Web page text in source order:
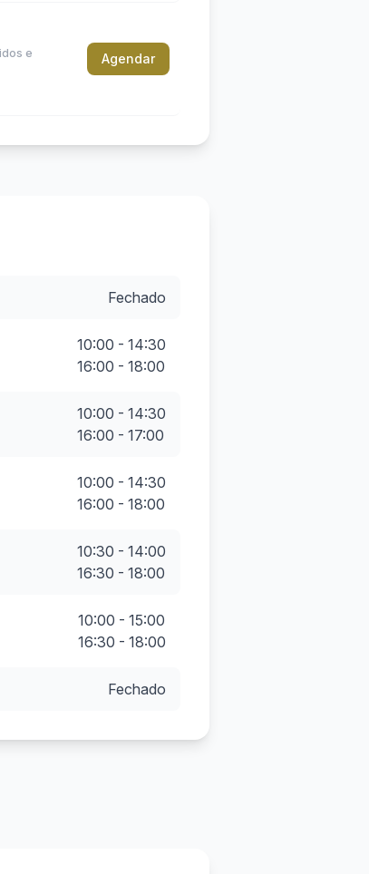
e
Agendar
Fechado
10:00 - 14:30
16:00 - 18:00
10:00 - 14:30
16:00 - 17:00
10:00 - 14:30
16:00 - 18:00
10:30 - 14:00
16:30 - 18:00
10:00 - 15:00
16:30 - 18:00
Fechado